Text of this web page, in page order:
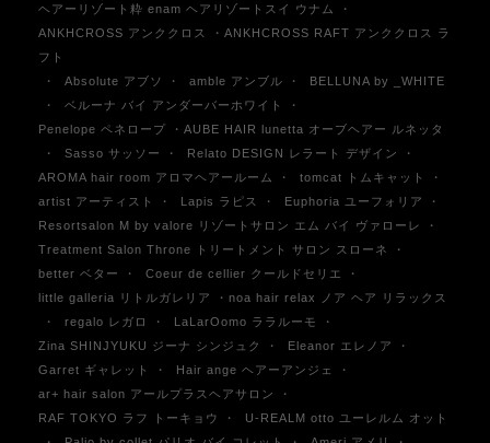
ヘアーリゾート粋 enam ヘアリゾートスイ ウナム
・
ANKHCROSS アンククロス ・ANKHCROSS RAFT アンククロス ラ
フト
・ Absolute アブソ ・ amble アンブル ・ BELLUNA by _WHITE
・ ベルーナ バイ アンダーバーホワイト
・
Penelope ペネロープ ・AUBE HAIR lunetta オーブヘアー ルネッタ
・ Sasso サッソー ・ Relato DESIGN レラート デザイン
・
AROMA hair room アロマヘアールーム
・ tomcat トムキャット
・
artist アーティスト
・ Lapis ラピス ・ Euphoria ユーフォリア
・
Resortsalon M by valore リゾートサロン エム バイ ヴァローレ
・
Treatment Salon Throne トリートメント サロン スローネ
・
better ベター
・ Coeur de cellier クールドセリエ
・
little galleria リトルガレリア ・noa hair relax ノア ヘア リラックス
・ regalo レガロ ・ LaLarOomo ララルーモ
・
Zina SHINJYUKU ジーナ シンジュク
・ Eleanor エレノア
・
Garret ギャレット
・ Hair ange ヘアーアンジェ
・
ar+ hair salon アールプラスヘアサロン
・
RAF TOKYO ラフ トーキョウ
・ U-REALM otto ユーレルム オット